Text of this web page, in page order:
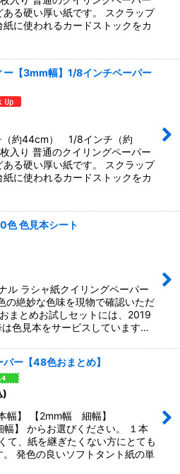
ある硬い厚い紙です。 スクラップ
紙に使われるカードストックをカ
ー【3mm幅】1/8インチペーパー
（約44cm） 1/8インチ（約
り 普通のクイリングペーパー
ある硬い厚い紙です。 スクラップ
紙に使われるカードストックをカ
色見本シート
ル ラシャ紙クイリングペーパー
の絶妙な色味を現物で確認いただ
まとめお試しセットには、2019
色見本をサービスしています…
ー【48色おまとめ】
)
幅】 【2mm幅 細幅】
】 からお選びください。 １本
て、紙を継ぎたくない方にとても
。 発色の良いソフトタント紙の単